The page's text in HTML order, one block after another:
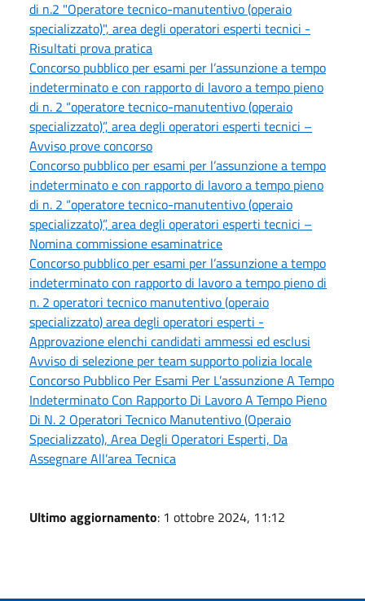
di n.2 "Operatore tecnico-manutentivo (operaio
specializzato)", area degli operatori esperti tecnici -
Risultati prova pratica
Concorso pubblico per esami per l’assunzione a tempo
indeterminato e con rapporto di lavoro a tempo pieno
di n. 2 “operatore tecnico-manutentivo (operaio
specializzato)”, area degli operatori esperti tecnici –
Avviso prove concorso
Concorso pubblico per esami per l’assunzione a tempo
indeterminato e con rapporto di lavoro a tempo pieno
di n. 2 “operatore tecnico-manutentivo (operaio
specializzato)”, area degli operatori esperti tecnici –
Nomina commissione esaminatrice
Concorso pubblico per esami per l’assunzione a tempo
indeterminato con rapporto di lavoro a tempo pieno di
n. 2 operatori tecnico manutentivo (operaio
specializzato) area degli operatori esperti -
Approvazione elenchi candidati ammessi ed esclusi
Avviso di selezione per team supporto polizia locale
Concorso Pubblico Per Esami Per L’assunzione A Tempo
Indeterminato Con Rapporto Di Lavoro A Tempo Pieno
Di N. 2 Operatori Tecnico Manutentivo (Operaio
Specializzato), Area Degli Operatori Esperti, Da
Assegnare All’area Tecnica
Ultimo aggiornamento: 1 ottobre 2024, 11:12